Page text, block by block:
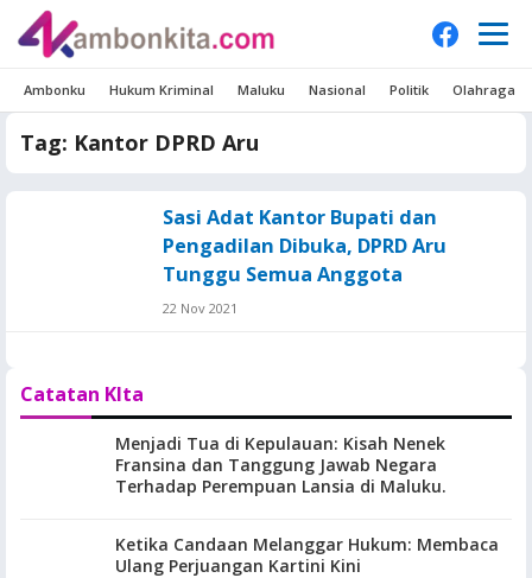
Ambonku Hukum Kriminal Maluku Nasional Politik Olahraga
Tag: Kantor DPRD Aru
Sasi Adat Kantor Bupati dan
Pengadilan Dibuka, DPRD Aru
Tunggu Semua Anggota
22 Nov 2021
Catatan KIta
Menjadi Tua di Kepulauan: Kisah Nenek
Fransina dan Tanggung Jawab Negara
Terhadap Perempuan Lansia di Maluku.
Ketika Candaan Melanggar Hukum: Membaca
Ulang Perjuangan Kartini Kini